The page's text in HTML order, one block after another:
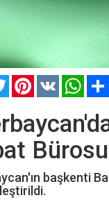
TwitterPinterest
VK
Bürosu
başkenti